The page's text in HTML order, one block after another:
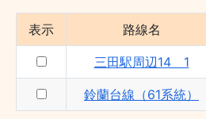
表示 路線名
三田駅周辺14＿1
鈴蘭台線（61系統）